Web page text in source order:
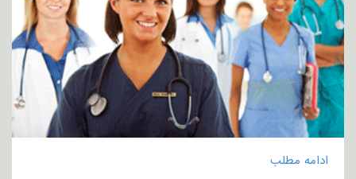
ادامه مطلب